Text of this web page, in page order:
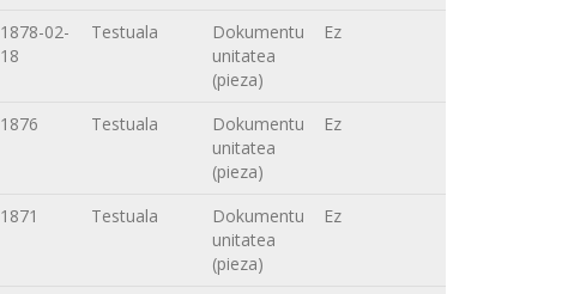
1878-02-
18
Testuala
Dokumentu
unitatea
(pieza)
Ez
1876 Testuala
Dokumentu
unitatea
(pieza)
Ez
1871 Testuala
Dokumentu
unitatea
(pieza)
Ez